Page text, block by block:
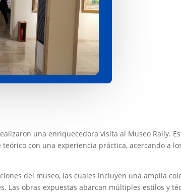
una enriquecedora visita al Museo Rally.
con una experiencia práctica, acercando a
del museo, las cuales incluyen una amplia
Las obras expuestas abarcan múltiples estilos y